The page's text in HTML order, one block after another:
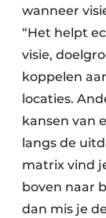
wanneer
“Het helpt
visie,
koppelen
locaties.
kansen van
langs de
matrix vind
boven naar
dan mis je